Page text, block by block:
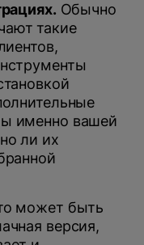
Обычно
такие
именно вашей
ли их
может быть
версия,